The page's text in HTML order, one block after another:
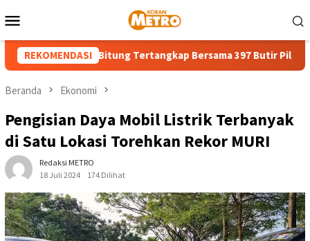
ke
Mobile
REKOMENDASI
18 Tahun di Bitung Tertangkap Bersama 397 Butir Pil Obat
Beranda Ekonomi
Pengisian Daya Mobil Listrik Terbanyak
di Satu Lokasi Torehkan Rekor MURI
Redaksi METRO
18 Juli 2024
174 Dilihat